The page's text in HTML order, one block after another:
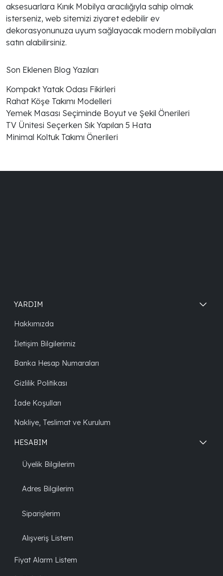
aksesuarlara Kınık Mobilya aracılığıyla sahip olmak
isterseniz, web sitemizi ziyaret edebilir ev
dekorasyonunuza uyum sağlayacak modern mobilyaları
satın alabilirsiniz.
Son Eklenen Blog Yazıları
Kompakt Yatak Odası Fikirleri
Rahat Köşe Takımı Modelleri
Yemek Masası Seçiminde Boyut ve Şekil Önerileri
TV Ünitesi Seçerken Sık Yapılan 5 Hata
Minimal Koltuk Takımı Önerileri
YARDIM
Hakkımızda
İletişim Bilgilerimiz
Banka Hesap Numaraları
Gizlilik Politikası
İade Koşulları
Nakliye, Teslimat ve Kurulum
HESABIM
Üyelik Bilgilerim
Adres Bilgilerim
Siparişlerim
Alışveriş Listem
Fiyat Alarm Listem